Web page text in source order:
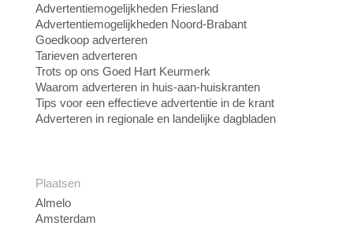
Advertentiemogelijkheden Friesland
Advertentiemogelijkheden Noord-Brabant
Goedkoop adverteren
Tarieven adverteren
Trots op ons Goed Hart Keurmerk
Waarom adverteren in huis-aan-huiskranten
Tips voor een effectieve advertentie in de krant
Adverteren in regionale en landelijke dagbladen
Plaatsen
Almelo
Amsterdam